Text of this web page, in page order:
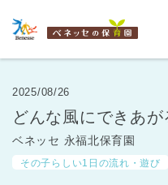
名
2025/08/26
どんな風にできあが
ベネッセ 永福北保育園
その子らしい1日の流れ・遊び